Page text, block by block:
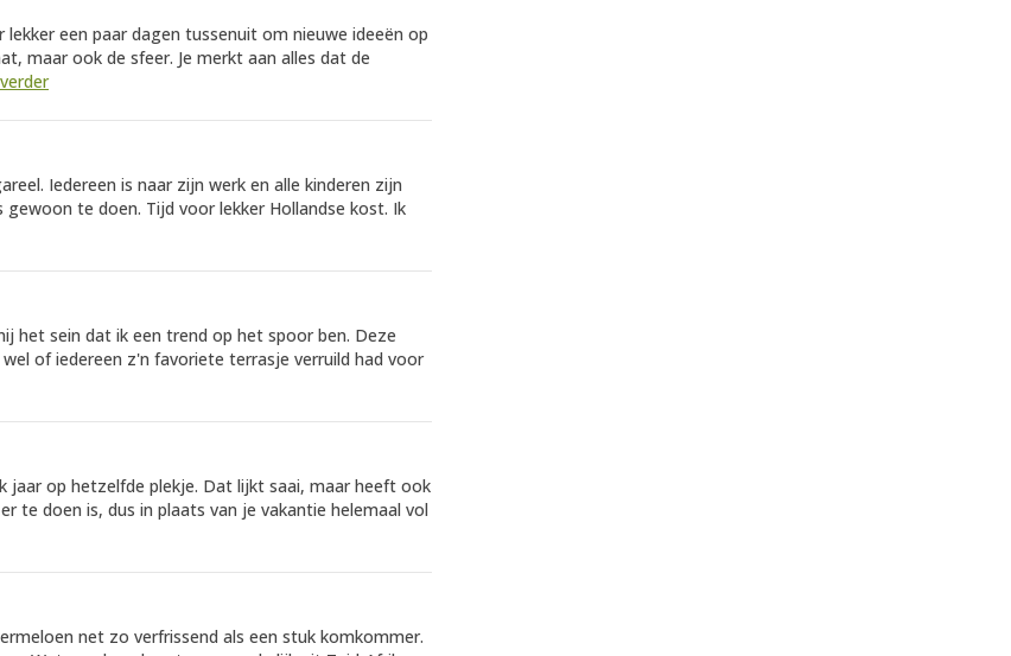
lekker een paar dagen tussenuit om nieuwe ideeën op
maar ook de sfeer. Je merkt aan alles dat de
Iedereen is naar zijn werk en alle kinderen zijn
te doen. Tijd voor lekker Hollandse kost. Ik
het sein dat ik een trend op het spoor ben. Deze
of iedereen z'n favoriete terrasje verruild had voor
jaar op hetzelfde plekje. Dat lijkt saai, maar heeft ook
te doen is, dus in plaats van je vakantie helemaal vol
net zo verfrissend als een stuk komkommer.